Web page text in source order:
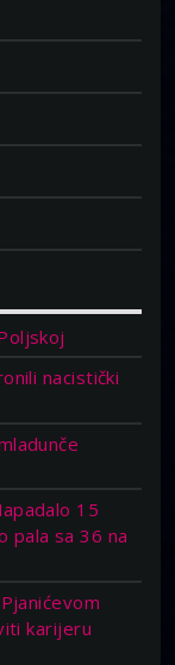
nacistički
15
pala sa 36 na
karijeru